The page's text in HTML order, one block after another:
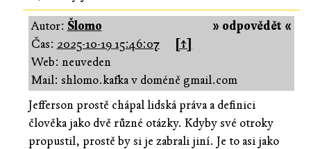
» odpovědět «
Autor: Šlomo
Čas: 2025-10-19 15:46:07
[↑]
Web: neuveden
Mail: shlomo.kafka v doméně gmail.com
Jefferson prostě chápal lidská práva a definici
člověka jako dvě různé otázky. Kdyby své otroky
propustil, prostě by si je zabrali jiní. Je to asi jako